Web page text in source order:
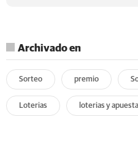
Archivado en
Sorteo premio
Loterias loterias y